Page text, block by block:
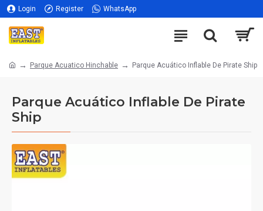
Login Register WhatsApp
Parque Acuatico Hinchable Parque Acuático Inflable De Pirate Ship
Parque Acuático Inflable De Pirate
Ship